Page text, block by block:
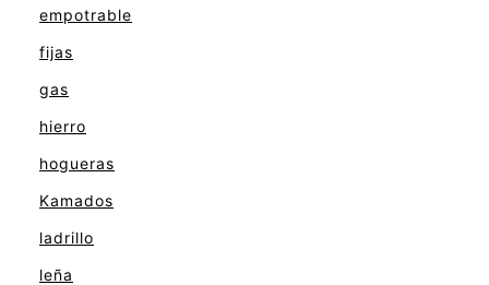
empotrable
fijas
gas
hierro
hogueras
Kamados
ladrillo
leña